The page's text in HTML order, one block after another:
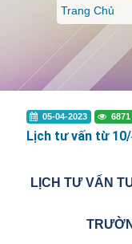
Trang Chủ
05-04-2023 6871
Lịch tư vấn từ
LỊCH TƯ VẤN